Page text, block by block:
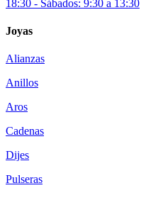
18:30 - Sábados: 9:30 a 13:30
Joyas
Alianzas
Anillos
Aros
Cadenas
Dijes
Pulseras